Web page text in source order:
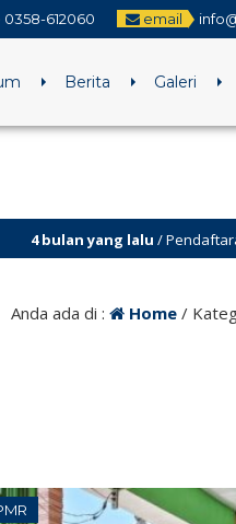
0358-612060 email
Berita Galeri
/ Pendaftaran SPMB TA 2026/
Anda ada di : Home /